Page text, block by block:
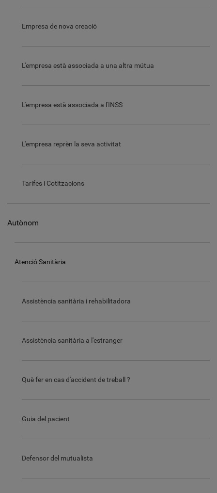
Empresa de nova creació
L'empresa està associada a una altra mútua
L'empresa està associada a l'INSS
L'empresa reprèn la seva activitat
Tarifes i Cotitzacions
Autònom
Atenció Sanitària
Assistència sanitària i rehabilitadora
Assistència sanitària a l'estranger
Què fer en cas d'accident de treball ?
Guia del pacient
Defensor del mutualista